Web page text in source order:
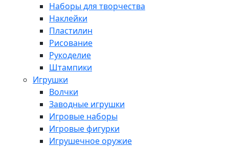
Наборы для творчества
Наклейки
Пластилин
Рисование
Рукоделие
Штампики
Игрушки
Волчки
Заводные игрушки
Игровые наборы
Игровые фигурки
Игрушечное оружие